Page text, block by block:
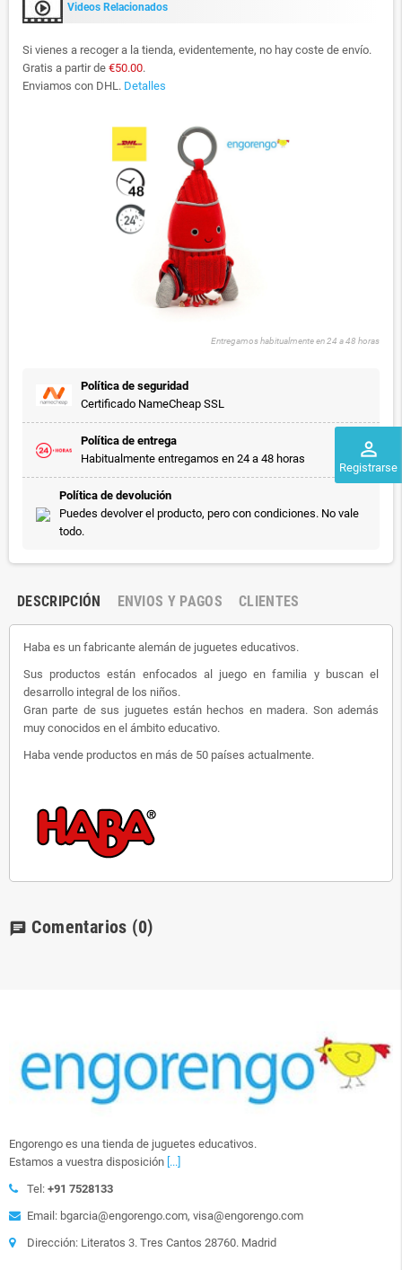
perm_identity
Registrarse
Videos Relacionados
Si vienes a recoger a la tienda, evidentemente, no hay coste de envío.
Gratis a partir de €50.00.
Enviamos con DHL. Detalles
Entregamos habitualmente en 24 a 48 horas
Política de seguridad
Certificado NameCheap SSL
Política de entrega
Habitualmente entregamos en 24 a 48 horas
Política de devolución
Puedes devolver el producto, pero con condiciones. No vale
todo.
DESCRIPCIÓN ENVIOS Y PAGOS CLIENTES
Haba es un fabricante alemán de juguetes educativos.
Sus productos están enfocados al juego en familia y buscan el
desarrollo integral de los niños.
Gran parte de sus juguetes están hechos en madera. Son además
muy conocidos en el ámbito educativo.
Haba vende productos en más de 50 países actualmente.
chat Comentarios (0)
Engorengo es una tienda de juguetes educativos.
Estamos a vuestra disposición [...]
Tel: +91 7528133
Email: bgarcia@engorengo.com, visa@engorengo.com
Dirección: Literatos 3. Tres Cantos 28760. Madrid